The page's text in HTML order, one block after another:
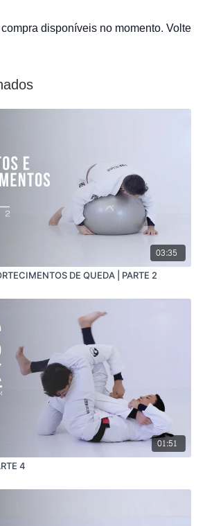
disponíveis no momento. Volte
03:35
DE QUEDA | PARTE 2
01:51
4